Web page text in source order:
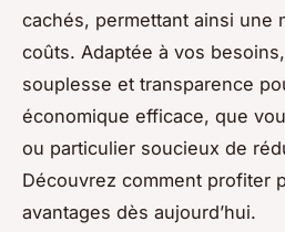
cachés, permettant ainsi une
coûts. Adaptée à vos
souplesse et transparence
économique efficace, que
ou particulier soucieux de
Découvrez comment profiter
avantages dès aujourd’hui.